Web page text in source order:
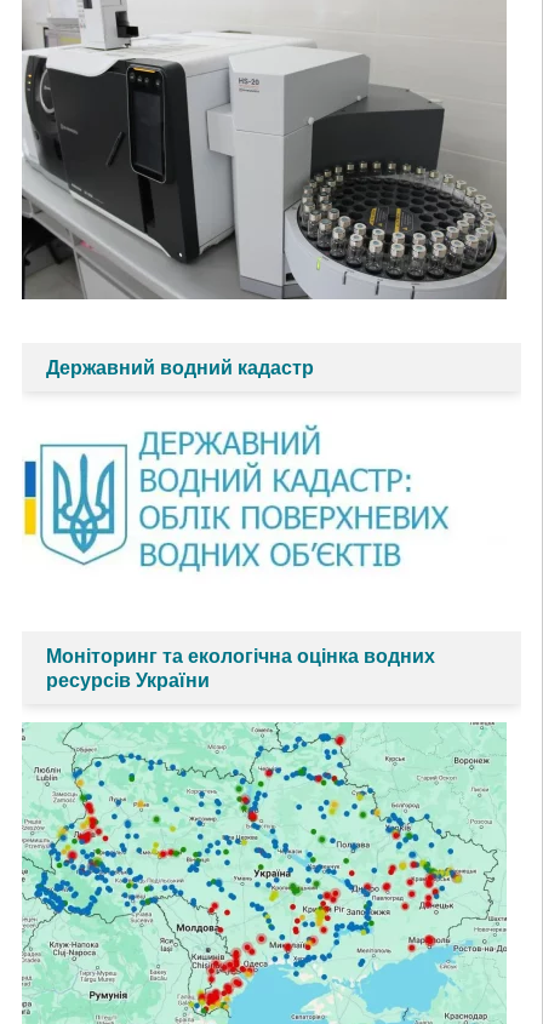
Державний водний кадастр
Моніторинг та екологічна оцінка водних
ресурсів України